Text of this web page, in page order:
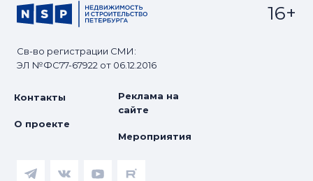
Св-во регистрации СМИ:
ЭЛ №ФС77-67922 от 06.12.2016
16+
Контакты
О проекте
Реклама на
сайте
Мероприятия